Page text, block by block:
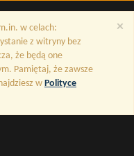
×
w celach:
z witryny bez
że będą one
Pamiętaj, że zawsze
w Polityce